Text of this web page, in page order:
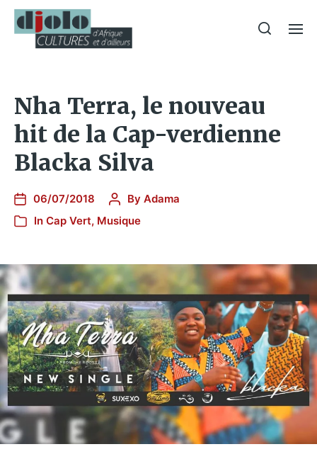
Nha Terra, le nouveau
hit de la Cap-verdienne
Blacka Silva
06/07/2018 By Adama
In Cap Vert, Musique